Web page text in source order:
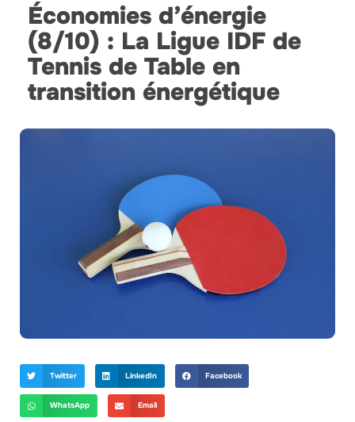
Économies d’énergie
(8/10) : La Ligue IDF de
Tennis de Table en
transition énergétique
Twitter LinkedIn Facebook
WhatsApp Email